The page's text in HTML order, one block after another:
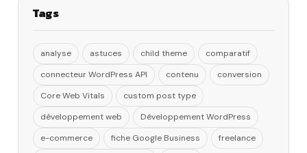
Tags
analyse astuces child theme
comparatif
connecteur WordPress API
contenu
conversion
Core Web Vitals
custom post type
développement web
Développement WordPress
e-commerce
fiche Google Business
freelance